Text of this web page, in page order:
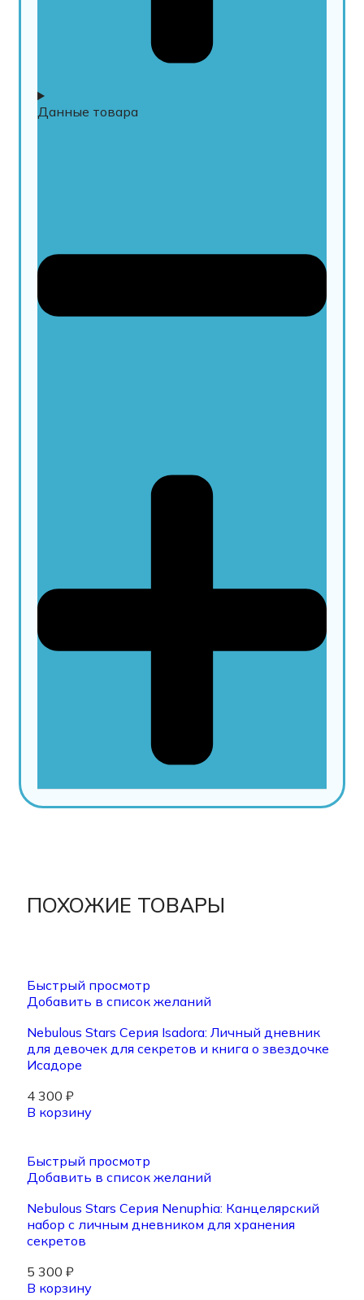
Данные товара
ПОХОЖИЕ ТОВАРЫ
Быстрый просмотр
Добавить в список желаний
Nebulous Stars Серия Isadora: Личный дневник
для девочек для секретов и книга о звездочке
Исадоре
4 300 ₽
В корзину
Быстрый просмотр
Добавить в список желаний
Nebulous Stars Серия Nenuphia: Канцелярский
набор с личным дневником для хранения
секретов
5 300 ₽
В корзину